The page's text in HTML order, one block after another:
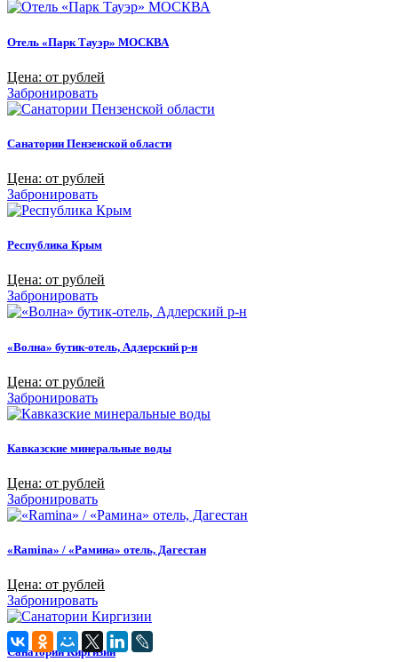
Отель «Парк Тауэр» МОСКВА
Цена: от рублей
Забронировать
Санатории Пензенской области
Цена: от рублей
Забронировать
Республика Крым
Цена: от рублей
Забронировать
«Волна» бутик-отель, Адлерский р-н
Цена: от рублей
Забронировать
Кавказские минеральные воды
Цена: от рублей
Забронировать
«Ramina» / «Рамина» отель, Дагестан
Цена: от рублей
Забронировать
Санатории Киргизии